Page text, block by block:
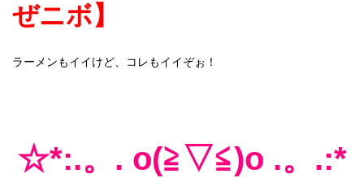
ぜニボ】
ラーメンもイイけど、 コレもイイぞぉ！
☆*:.。 . o(≧▽≦)o .。 .:*